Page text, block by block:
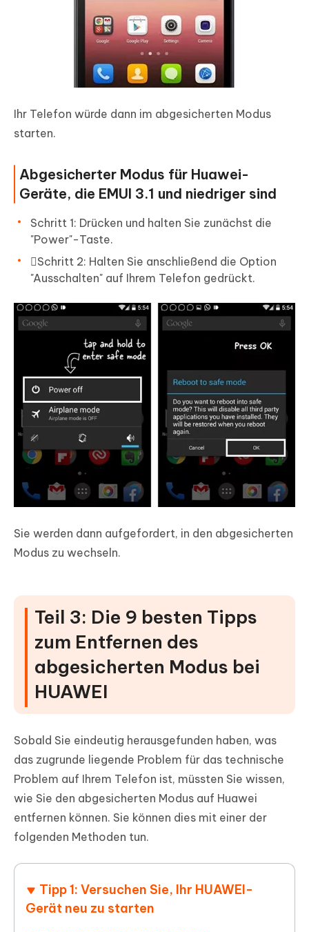
Ihr Telefon würde dann im abgesicherten Modus
starten.
Abgesicherter Modus für Huawei-
Geräte, die EMUI 3.1 und niedriger sind
Schritt 1: Drücken und halten Sie zunächst die
"Power"-Taste.
Schritt 2: Halten Sie anschließend die Option
"Ausschalten" auf Ihrem Telefon gedrückt.
Sie werden dann aufgefordert, in den abgesicherten
Modus zu wechseln.
Teil 3: Die 9 besten Tipps
zum Entfernen des
abgesicherten Modus bei
HUAWEI
Sobald Sie eindeutig herausgefunden haben, was
das zugrunde liegende Problem für das technische
Problem auf Ihrem Telefon ist, müssten Sie wissen,
wie Sie den abgesicherten Modus auf Huawei
entfernen können. Sie können dies mit einer der
folgenden Methoden tun.
Tipp 1: Versuchen Sie, Ihr HUAWEI-
Gerät neu zu starten